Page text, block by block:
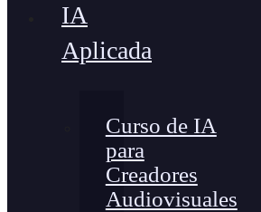
IA
Aplicada
Curso de IA
para
Creadores
Audiovisuales